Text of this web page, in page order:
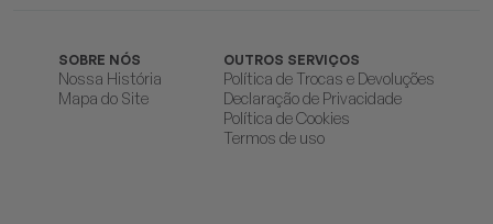
SOBRE NÓS
Nossa História
Mapa do Site
OUTROS SERVIÇOS
Política de Trocas e Devoluções
Declaração de Privacidade
Política de Cookies
Termos de uso